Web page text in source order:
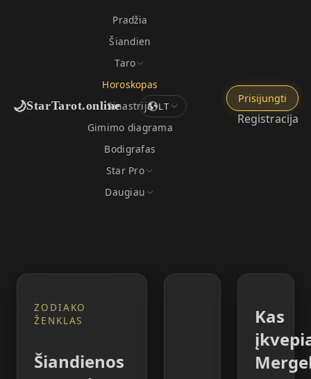
🌙StarTarot.online
Pradžia
Šiandien
Taro
Horoskopas
Sinastrija
Gimimo diagrama
Bodigrafas
Star Pro
Daugiau
LT
Prisijungti
Registracija
ZODIAKO
ŽENKLAS
Šiandienos
Kas